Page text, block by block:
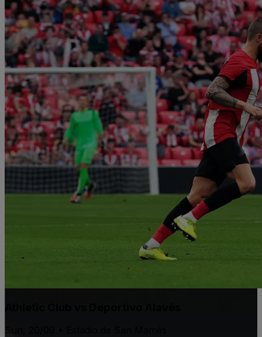
Athletic Club vs Deportivo Alavés
Sun, 20/09 • Estadio de San Mamés